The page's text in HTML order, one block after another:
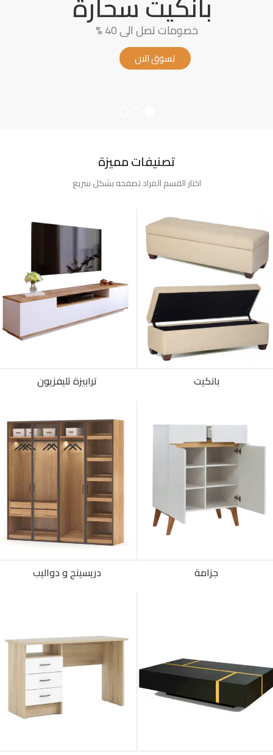
تسوق الان
خصومات تصل الى 40 %
تصنيفات مميزة
اختار القسم المراد تصفحه بشكل سريع
بانكيت ترابيزة تليفزيون
جزامة دريسينج و دواليب